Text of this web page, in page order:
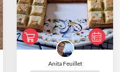
Anita Feuillet